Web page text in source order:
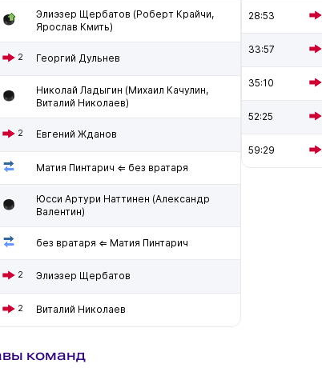
Элиэзер Щербатов (Роберт Крайчи,
Ярослав Кмить)
2 Георгий Дульнев
Николай Ладыгин (Михаил Качулин,
Виталий Николаев)
2 Евгений Жданов
Матия Пинтарич ⇐ без вратаря
Юсси Артури Наттинен (Александр
Валентин)
без вратаря ⇐ Матия Пинтарич
2 Элиэзер Щербатов
2 Виталий Николаев
28:53
33:57
35:10
52:25
59:29
команд